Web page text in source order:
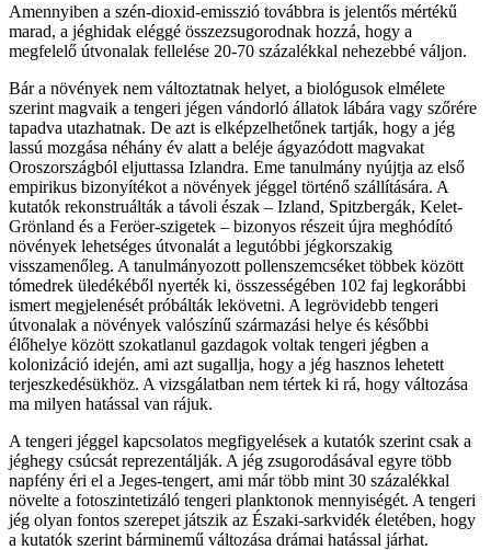
Amennyiben a szén-dioxid-emisszió továbbra is jelentős mértékű
marad, a jéghidak eléggé összezsugorodnak hozzá, hogy a
megfelelő útvonalak fellelése 20-70 százalékkal nehezebbé váljon.
Bár a növények nem változtatnak helyet, a biológusok elmélete
szerint magvaik a tengeri jégen vándorló állatok lábára vagy szőrére
tapadva utazhatnak. De azt is elképzelhetőnek tartják, hogy a jég
lassú mozgása néhány év alatt a beléje ágyazódott magvakat
Oroszországból eljuttassa Izlandra. Eme tanulmány nyújtja az első
empirikus bizonyítékot a növények jéggel történő szállítására. A
kutatók rekonstruálták a távoli észak – Izland, Spitzbergák, Kelet-
Grönland és a Feröer-szigetek – bizonyos részeit újra meghódító
növények lehetséges útvonalát a legutóbbi jégkorszakig
visszamenőleg. A tanulmányozott pollenszemcséket többek között
tómedrek üledékéből nyerték ki, összességében 102 faj legkorábbi
ismert megjelenését próbálták lekövetni. A legrövidebb tengeri
útvonalak a növények valószínű származási helye és későbbi
élőhelye között szokatlanul gazdagok voltak tengeri jégben a
kolonizáció idején, ami azt sugallja, hogy a jég hasznos lehetett
terjeszkedésükhöz. A vizsgálatban nem tértek ki rá, hogy változása
ma milyen hatással van rájuk.
A tengeri jéggel kapcsolatos megfigyelések a kutatók szerint csak a
jéghegy csúcsát reprezentálják. A jég zsugorodásával egyre több
napfény éri el a Jeges-tengert, ami már több mint 30 százalékkal
növelte a fotoszintetizáló tengeri planktonok mennyiségét. A tengeri
jég olyan fontos szerepet játszik az Északi-sarkvidék életében, hogy
a kutatók szerint bárminemű változása drámai hatással járhat.